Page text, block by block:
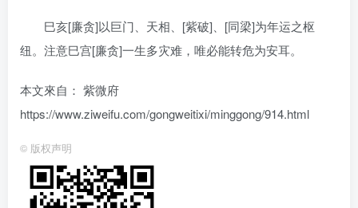
巳亥[廉贪]以巨门、天相、[紫破]、[同梁]为年运之枢
纽。注意巳宫[廉贪]一生多灾难，唯必能转危为安耳。
本文來自： 紫微府
https://www.ziweifu.com/gongweitixi/minggong/914.html
© 版权声明